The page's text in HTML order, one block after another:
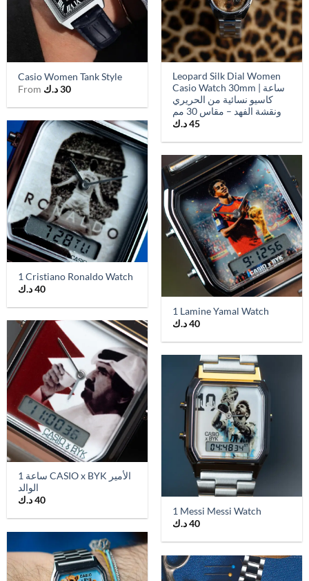
Casio Women Tank Style
From
30د.ك
Leopard Silk Dial Women
Casio Watch 30mm | ساعة
كاسيو نسائية من الحريري
ونقشة الفهد – مقاس 30 مم
45د.ك
1 Cristiano Ronaldo Watch
40د.ك
1 Lamine Yamal Watch
40د.ك
1 ساعة CASIO x BYK الأمير
الوالد
40د.ك
1 Messi Messi Watch
40د.ك